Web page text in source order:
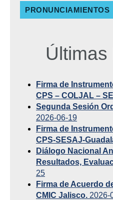
PRONUNCIAMIENTOS
Últimas
Firma de
CPS – COLJAL –
Segunda Sesión
2026-06-19
Firma de
CPS-SESAJ-
Diálogo Nacional
Resultados,
25
Firma de Acuerdo
CMIC Jalisco. 2026-